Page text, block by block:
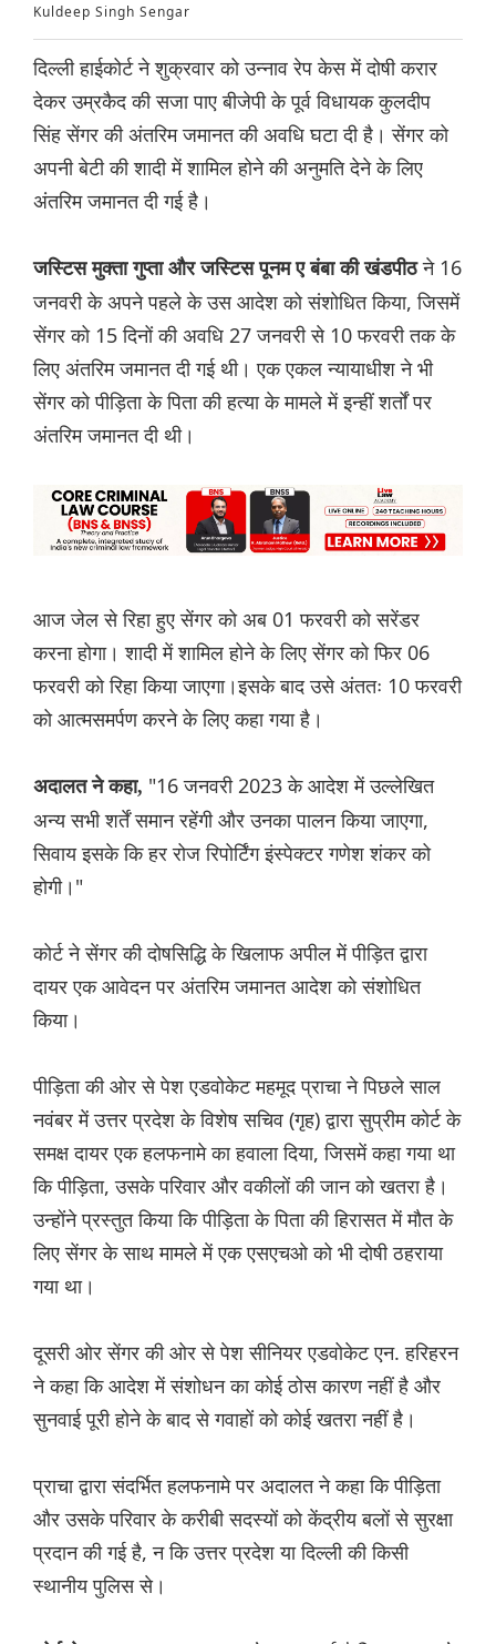
Kuldeep Singh Sengar
दिल्ली हाईकोर्ट ने शुक्रवार को उन्नाव रेप केस में दोषी करार
देकर उम्रकैद की सजा पाए बीजेपी के पूर्व विधायक कुलदीप
सिंह सेंगर की अंतरिम जमानत की अवधि घटा दी है। सेंगर को
अपनी बेटी की शादी में शामिल होने की अनुमति देने के लिए
अंतरिम जमानत दी गई है।
जस्टिस मुक्ता गुप्ता और जस्टिस पूनम ए बंबा की खंडपीठने 16
जनवरी के अपने पहले के उस आदेश को संशोधित किया, जिसमें
सेंगर को 15 दिनों की अवधि 27 जनवरी से 10 फरवरी तक के
लिए अंतरिम जमानत दी गई थी। एक एकल न्यायाधीश ने भी
सेंगर को पीड़िता के पिता की हत्या के मामले में इन्हीं शर्तों पर
अंतरिम जमानत दी थी।
आज जेल से रिहा हुए सेंगर को अब 01 फरवरी को सरेंडर
करना होगा। शादी में शामिल होने के लिए सेंगर को फिर 06
फरवरी को रिहा किया जाएगा।इसके बाद उसे अंततः 10 फरवरी
को आत्मसमर्पण करने के लिए कहा गया है।
अदालत ने कहा, "16 जनवरी 2023 के आदेश में उल्लेखित
अन्य सभी शर्तें समान रहेंगी और उनका पालन किया जाएगा,
सिवाय इसके कि हर रोज रिपोर्टिंग इंस्पेक्टर गणेश शंकर को
होगी।"
कोर्ट ने सेंगर की दोषसिद्धि के खिलाफ अपील में पीड़ित द्वारा
दायर एक आवेदन पर अंतरिम जमानत आदेश को संशोधित
किया।
पीड़िता की ओर से पेश एडवोकेट महमूद प्राचा ने पिछले साल
नवंबर में उत्तर प्रदेश के विशेष सचिव (गृह) द्वारा सुप्रीम कोर्ट के
समक्ष दायर एक हलफनामे का हवाला दिया, जिसमें कहा गया था
कि पीड़िता, उसके परिवार और वकीलों की जान को खतरा है।
उन्होंने प्रस्तुत किया कि पीड़िता के पिता की हिरासत में मौत के
लिए सेंगर के साथ मामले में एक एसएचओ को भी दोषी ठहराया
गया था।
दूसरी ओर सेंगर की ओर से पेश सीनियर एडवोकेट एन. हरिहरन
ने कहा कि आदेश में संशोधन का कोई ठोस कारण नहीं है और
सुनवाई पूरी होने के बाद से गवाहों को कोई खतरा नहीं है।
प्राचा द्वारा संदर्भित हलफनामे पर अदालत ने कहा कि पीड़िता
और उसके परिवार के करीबी सदस्यों को केंद्रीय बलों से सुरक्षा
प्रदान की गई है, न कि उत्तर प्रदेश या दिल्ली की किसी
स्थानीय पुलिस से।